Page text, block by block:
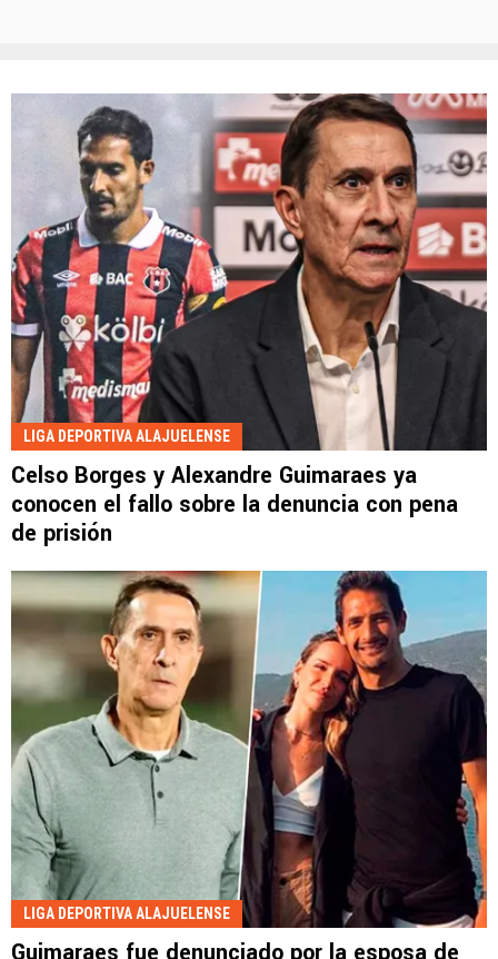
LIGA DEPORTIVA ALAJUELENSE
Celso Borges y Alexandre Guimaraes ya
conocen el fallo sobre la denuncia con pena
de prisión
LIGA DEPORTIVA ALAJUELENSE
Guimaraes fue denunciado por la esposa de